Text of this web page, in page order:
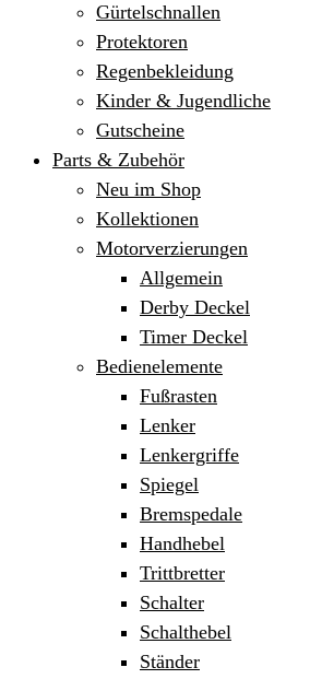
Gürtelschnallen
Protektoren
Regenbekleidung
Kinder & Jugendliche
Gutscheine
Parts & Zubehör
Neu im Shop
Kollektionen
Motorverzierungen
Allgemein
Derby Deckel
Timer Deckel
Bedienelemente
Fußrasten
Lenker
Lenkergriffe
Spiegel
Bremspedale
Handhebel
Trittbretter
Schalter
Schalthebel
Ständer